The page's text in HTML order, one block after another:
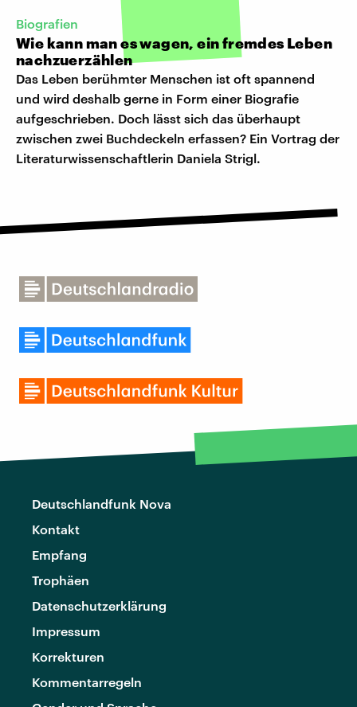
Biografien
Wie kann man es wagen, ein fremdes Leben
nachzuerzählen
Das Leben berühmter Menschen ist oft spannend
und wird deshalb gerne in Form einer Biografie
aufgeschrieben. Doch lässt sich das überhaupt
zwischen zwei Buchdeckeln erfassen? Ein Vortrag der
Literaturwissenschaftlerin Daniela Strigl.
Deutschlandfunk Nova
Kontakt
Empfang
Trophäen
Datenschutzerklärung
Impressum
Korrekturen
Kommentarregeln